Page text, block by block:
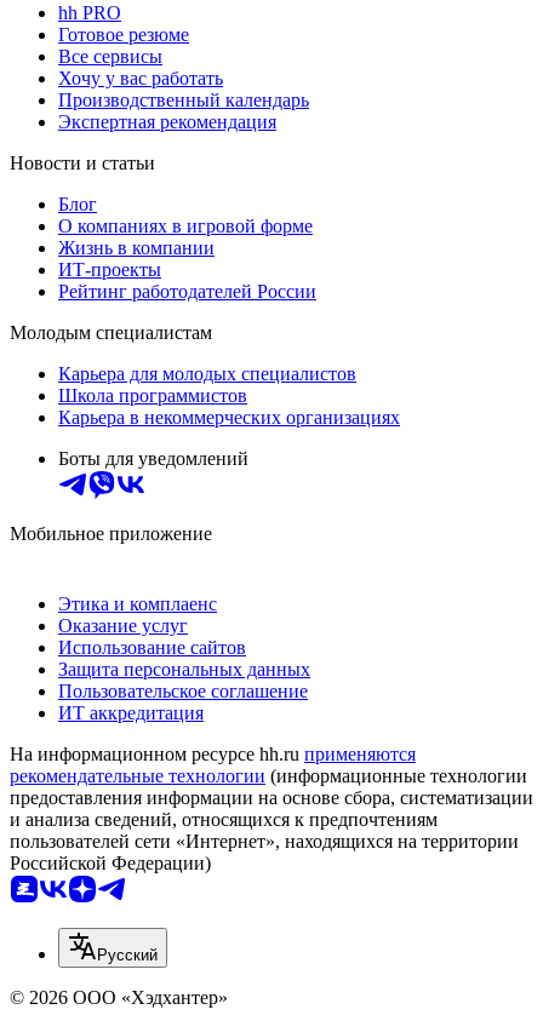
hh PRO
Готовое резюме
Все сервисы
Хочу у вас работать
Производственный календарь
Экспертная рекомендация
Новости и статьи
Блог
О компаниях в игровой форме
Жизнь в компании
ИТ-проекты
Рейтинг работодателей России
Молодым специалистам
Карьера для молодых специалистов
Школа программистов
Карьера в некоммерческих организациях
Боты для уведомлений
Мобильное приложение
Этика и комплаенс
Оказание услуг
Использование сайтов
Защита персональных данных
Пользовательское соглашение
ИТ аккредитация
На информационном ресурсе hh.ru применяются
рекомендательные технологии (информационные технологии
предоставления информации на основе сбора, систематизации
и анализа сведений, относящихся к предпочтениям
пользователей сети «Интернет», находящихся на территории
Российской Федерации)
Русский
© 2026 ООО «Хэдхантер»